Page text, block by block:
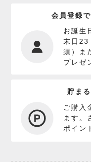
会員登録
お誕生
末日23
須）ま
プレゼ
貯ま
ご購入
ます。
ポイン